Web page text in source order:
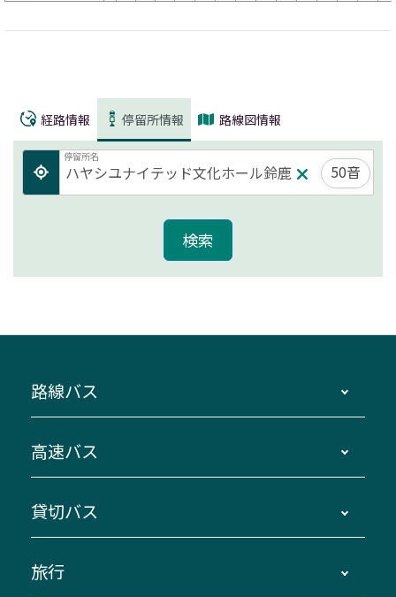
経路情報 停留所情報 路線図情報
停留所名
50音
路線バス
主要停留所案内図・時刻表
路線バスのご利用方法
三重交通接近情報バスロケーションシステム
高速バス
南紀・VISON～横浜・東京・埼玉
伊賀～名古屋
貸切バス
貸切バスのご利用について
旅行